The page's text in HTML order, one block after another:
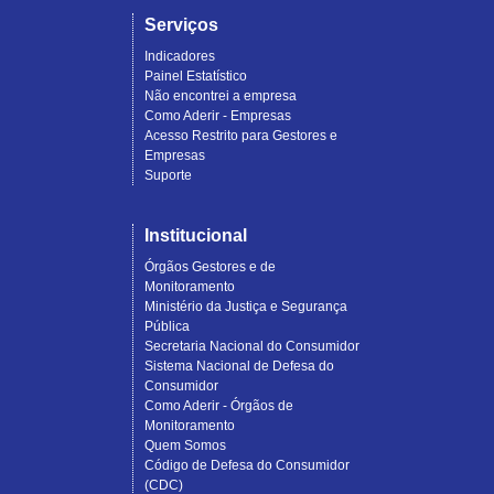
Serviços
Indicadores
Painel Estatístico
Não encontrei a empresa
Como Aderir - Empresas
Acesso Restrito para Gestores e
Empresas
Suporte
Institucional
Órgãos Gestores e de
Monitoramento
Ministério da Justiça e Segurança
Pública
Secretaria Nacional do Consumidor
Sistema Nacional de Defesa do
Consumidor
Como Aderir - Órgãos de
Monitoramento
Quem Somos
Código de Defesa do Consumidor
(CDC)